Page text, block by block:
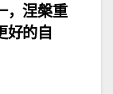
，涅槃重
好的自